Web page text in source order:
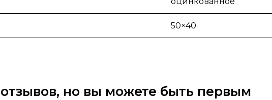
50×40
отзывов, но вы можете быть первым